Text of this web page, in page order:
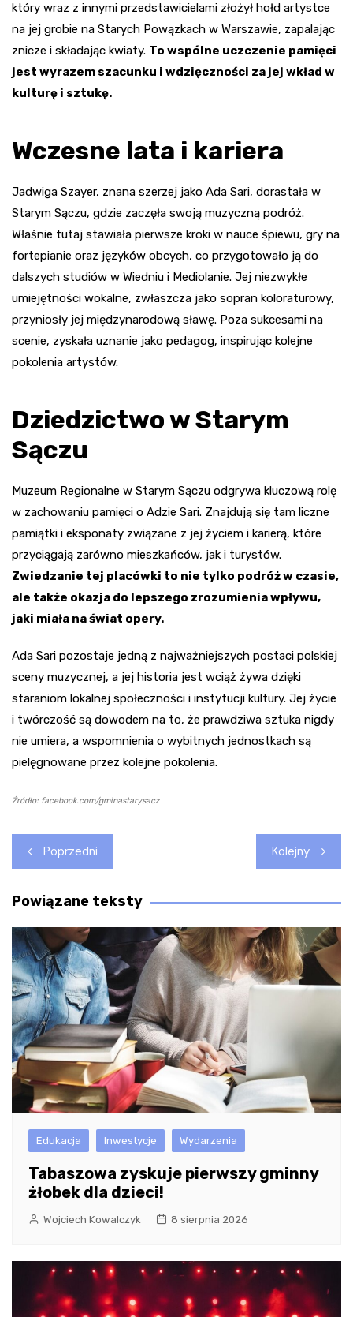
który wraz z innymi przedstawicielami złożył hołd artystce
na jej grobie na Starych Powązkach w Warszawie, zapalając
znicze i składając kwiaty. To wspólne uczczenie pamięci
jest wyrazem szacunku i wdzięczności za jej wkład w
kulturę i sztukę.
Wczesne lata i kariera
Jadwiga Szayer, znana szerzej jako Ada Sari, dorastała w
Starym Sączu, gdzie zaczęła swoją muzyczną podróż.
Właśnie tutaj stawiała pierwsze kroki w nauce śpiewu, gry na
fortepianie oraz języków obcych, co przygotowało ją do
dalszych studiów w Wiedniu i Mediolanie. Jej niezwykłe
umiejętności wokalne, zwłaszcza jako sopran koloraturowy,
przyniosły jej międzynarodową sławę. Poza sukcesami na
scenie, zyskała uznanie jako pedagog, inspirując kolejne
pokolenia artystów.
Dziedzictwo w Starym
Sączu
Muzeum Regionalne w Starym Sączu odgrywa kluczową rolę
w zachowaniu pamięci o Adzie Sari. Znajdują się tam liczne
pamiątki i eksponaty związane z jej życiem i karierą, które
przyciągają zarówno mieszkańców, jak i turystów.
Zwiedzanie tej placówki to nie tylko podróż w czasie,
ale także okazja do lepszego zrozumienia wpływu,
jaki miała na świat opery.
Ada Sari pozostaje jedną z najważniejszych postaci polskiej
sceny muzycznej, a jej historia jest wciąż żywa dzięki
staraniom lokalnej społeczności i instytucji kultury. Jej życie
i twórczość są dowodem na to, że prawdziwa sztuka nigdy
nie umiera, a wspomnienia o wybitnych jednostkach są
pielęgnowane przez kolejne pokolenia.
Źródło: facebook.com/gminastarysacz
Nawigacja
wpisu
Poprzedni Kolejny
Powiązane teksty
Edukacja Inwestycje Wydarzenia
Tabaszowa zyskuje pierwszy gminny
żłobek dla dzieci!
Wojciech Kowalczyk 8 sierpnia 2026